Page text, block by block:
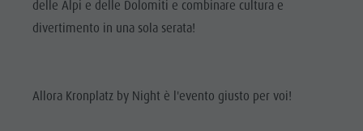
Benessere
Guida A-Z
Benessere
Volo in mongolfiera
Meteo
Richiesta cataloghi
Ritiri
delle Alpi e delle Dolomiti e combinare cultura e
divertimento in una sola serata!
Allora Kronplatz by Night è l'evento giusto per voi!